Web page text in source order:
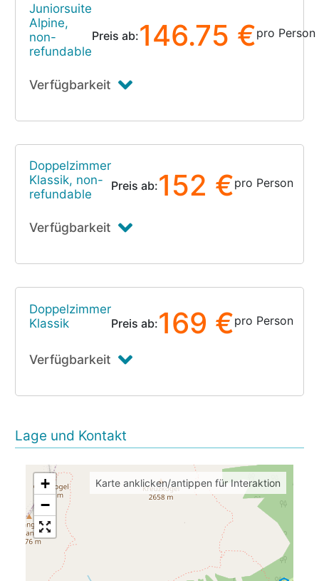
Juniorsuite
Alpine,
non-
refundable
Preis ab:146.75 €pro Person
Verfügbarkeit
Doppelzimmer
Klassik, non-
refundable
Preis ab:152 €pro Person
Verfügbarkeit
Doppelzimmer
Klassik
Preis ab:169 €pro Person
Verfügbarkeit
Lage und Kontakt
+
−
Karte anklicken/antippen für Interaktion